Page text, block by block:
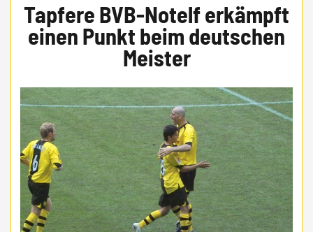
Tapfere BVB-Notelf erkämpft
einen Punkt beim deutschen
Meister